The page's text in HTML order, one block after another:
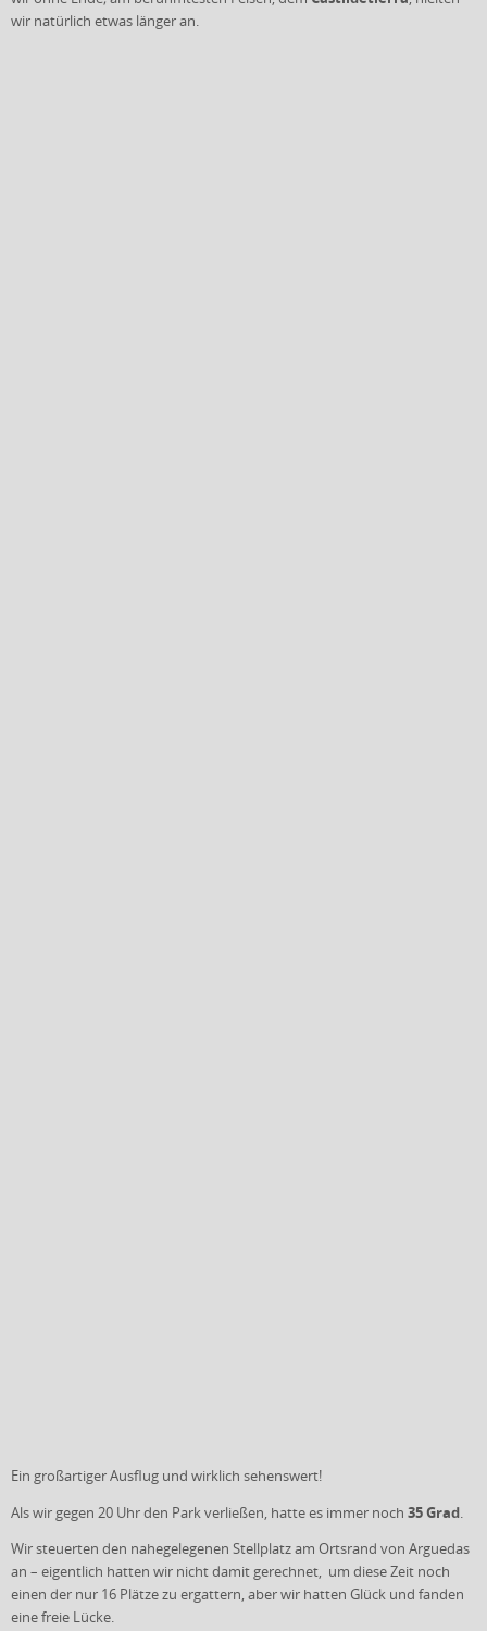
wir natürlich etwas länger an.
Ein großartiger Ausflug und wirklich sehenswert!
Als wir gegen 20 Uhr den Park verließen, hatte es immer noch 35 Grad.
Wir steuerten den nahegelegenen Stellplatz am Ortsrand von Arguedas
an – eigentlich hatten wir nicht damit gerechnet, um diese Zeit noch
einen der nur 16 Plätze zu ergattern, aber wir hatten Glück und fanden
eine freie Lücke.